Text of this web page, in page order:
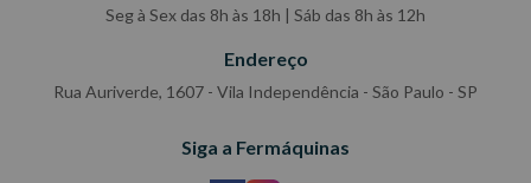
Seg à Sex das 8h às 18h | Sáb das 8h às 12h
Endereço
Rua Auriverde, 1607 - Vila Independência - São Paulo - SP
Siga a Fermáquinas